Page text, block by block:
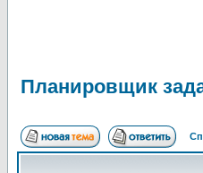
Планировщик